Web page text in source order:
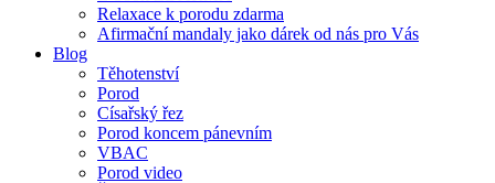
Relaxace k porodu zdarma
Afirmační mandaly jako dárek od nás pro Vás
Blog
Těhotenství
Porod
Císařský řez
Porod koncem pánevním
VBAC
Porod video